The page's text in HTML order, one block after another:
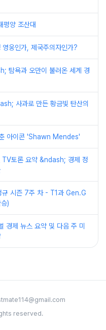
평양 조산대
웅인가, 제국주의자인가?
탐욕과 오만이 불러온 세계 경
사과로 만든 황금빛 탄산의
아이콘 'Shawn Mendes'
토론 요약 &ndash; 경제 정
시즌 7주 차 - T1과 Gen.G
)
제 뉴스 요약 및 다음 주 미
reserved.